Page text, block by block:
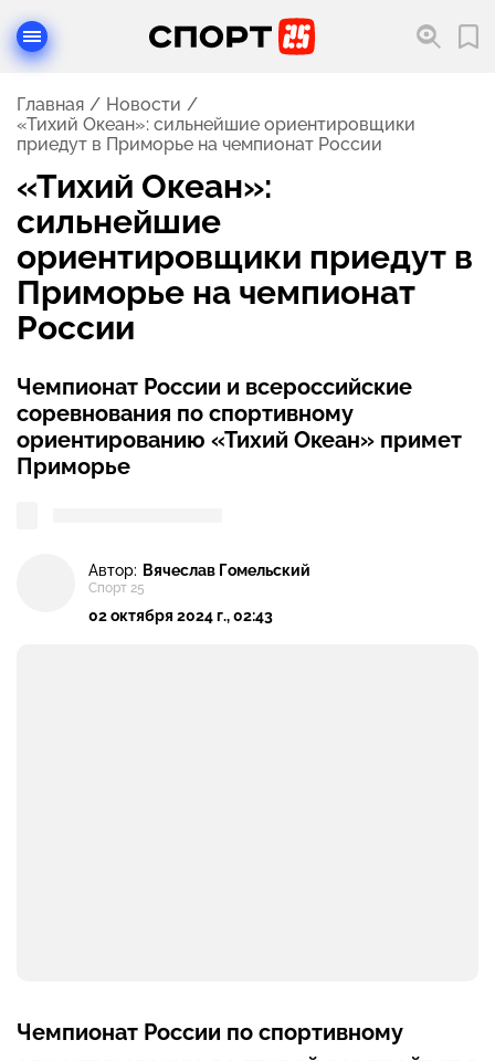
Главная
Новости
«Тихий Океан»: сильнейшие ориентировщики
приедут в Приморье на чемпионат России
«Тихий Океан»:
сильнейшие
ориентировщики приедут в
Приморье на чемпионат
России
Чемпионат России и всероссийские
соревнования по спортивному
ориентированию «Тихий Океан» примет
Приморье
Автор: Вячеслав Гомельский
Спорт 25
02 октября 2024 г., 02:43
Чемпионат России по спортивному